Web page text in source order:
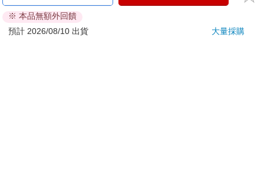
ATM提款機，請不要聽從指示，以免受騙上當！
退換貨須知：
※ 本品無額外回饋
預計 2026/08/10 出貨
大量採購